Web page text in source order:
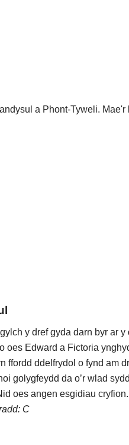
a Phont-Tyweli. Mae'r
y dref gyda darn byr ar y
oes Edward a Fictoria
ffordd ddelfrydol o fynd am
golygfeydd da o’r wlad
oes angen esgidiau cryfion.
C